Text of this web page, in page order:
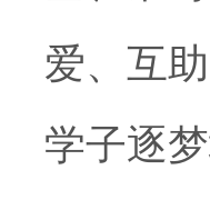
爱、互
学子逐